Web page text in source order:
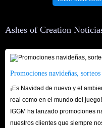
lo que todos los objetos de
falso; tu confianza es nuestro
¿La entrega es rápida?
En condiciones normales y
completar la entrega en
inesperadas como la congestión
información de usuario
Ashes of Creation
Promociones navideñas,
¡Es Navidad de nuevo y el
real como en el mundo del
IGGM ha lanzado promociones
nuestros clientes que siempre